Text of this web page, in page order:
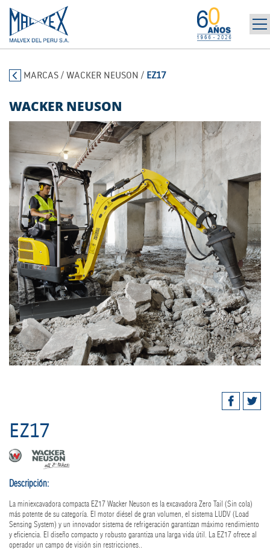
LA EMPRESA
PRODUCTOS
POST-VENTA | ALQUILER
NOTICIAS
CONTÁCTANOS
MARCAS / WACKER NEUSON / EZ17
WACKER NEUSON
EZ17
Descripción:
La miniexcavadora compacta EZ17 Wacker Neuson es la excavadora Zero Tail (Sin cola)
más potente de su categoría. El motor diésel de gran volumen, el sistema LUDV (Load
Sensing System) y un innovador sistema de refrigeración garantizan máximo rendimiento
y eficiencia. El diseño compacto y robusto garantiza una larga vida útil. La EZ17 ofrece al
operador un campo de visión sin restricciones..